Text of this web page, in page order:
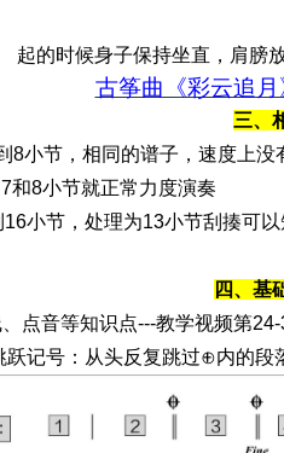
的时候身子保持坐直，肩膀放
古筝曲《彩云追
三、
小节，相同的谱子，速度上没
和8小节就正常力度演奏
小节，处理为13小节刮揍可以
四、基
点音等知识点---教学视频第24-
记号：从头反复跳过⊕内的段